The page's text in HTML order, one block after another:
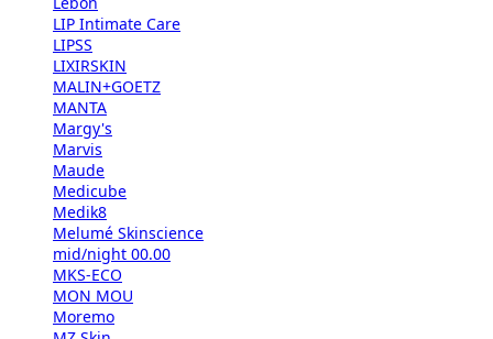
LIP Intimate Care
LIPSS
LIXIRSKIN
MALIN+GOETZ
MANTA
Margy's
Marvis
Maude
Medicube
Medik8
Melumé Skinscience
mid/night 00.00
MKS-ECO
MON MOU
Moremo